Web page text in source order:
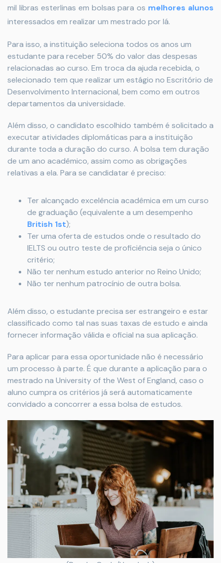
mil libras esterlinas em bolsas para os melhores alunos
interessados em realizar um mestrado por lá.
Para isso, a instituição seleciona todos os anos um
estudante para receber 50% do valor das despesas
relacionadas ao curso. Em troca da ajuda recebida, o
selecionado tem que realizar um estágio no Escritório de
Desenvolvimento Internacional, bem como em outros
departamentos da universidade.
Além disso, o candidato escolhido também é solicitado a
executar atividades diplomáticas para a instituição
durante toda a duração do curso. A bolsa tem duração
de um ano acadêmico, assim como as obrigações
relativas a ela. Para se candidatar é preciso:
Ter alcançado excelência acadêmica em um curso
de graduação (equivalente a um desempenho
British 1st);
Ter uma oferta de estudos onde o resultado do
IELTS ou outro teste de proficiência seja o único
critério;
Não ter nenhum estudo anterior no Reino Unido;
Não ter nenhum patrocínio de outra bolsa.
Além disso, o estudante precisa ser estrangeiro e estar
classificado como tal nas suas taxas de estudo e ainda
fornecer informação válida e oficial na sua aplicação.
Para aplicar para essa oportunidade não é necessário
um processo à parte. É que durante a aplicação para o
mestrado na University of the West of England, caso o
aluno cumpra os critérios já será automaticamente
convidado a concorrer a essa bolsa de estudos.